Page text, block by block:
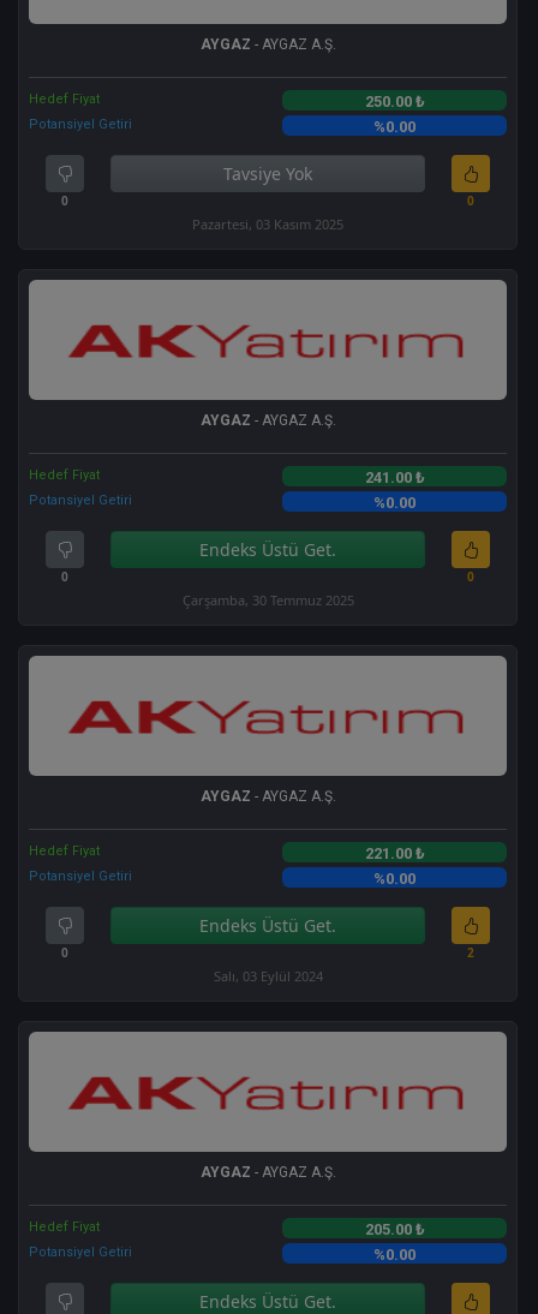
AYGAZ - AYGAZ A.Ş.
Hedef Fiyat 250.00 ₺
Potansiyel Getiri %0.00
0
Tavsiye Yok
0
Pazartesi, 03 Kasım 2025
AYGAZ - AYGAZ A.Ş.
Hedef Fiyat 241.00 ₺
Potansiyel Getiri %0.00
0
Endeks Üstü Get.
0
Çarşamba, 30 Temmuz 2025
AYGAZ - AYGAZ A.Ş.
Hedef Fiyat 221.00 ₺
Potansiyel Getiri %0.00
0
Endeks Üstü Get.
2
Salı, 03 Eylül 2024
AYGAZ - AYGAZ A.Ş.
Hedef Fiyat 205.00 ₺
Potansiyel Getiri %0.00
Endeks Üstü Get.